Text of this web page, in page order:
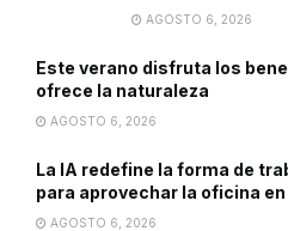
AGOSTO 6, 2026
Este verano disfruta los
ofrece la naturaleza
AGOSTO 6, 2026
La IA redefine la forma de
para aprovechar la oficina
AGOSTO 6, 2026